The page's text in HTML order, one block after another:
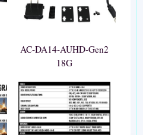
AC-DA14-AUHD-Gen2
18G